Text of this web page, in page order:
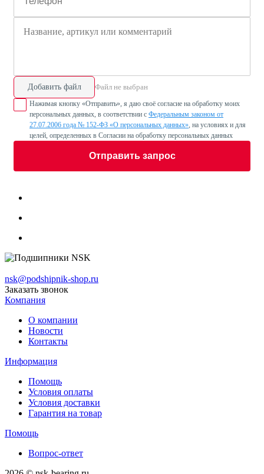
Добавить файл Файл не выбран
Нажимая кнопку «Отправить», я даю своё согласие на обработку моих
персональных данных, в соответствии с Федеральным законом от
27.07.2006 года № 152-ФЗ «О персональных данных», на условиях и для
целей, определенных в Согласии на обработку персональных данных
Отправить запрос
nsk@podshipnik-shop.ru
Заказать звонок
Компания
О компании
Новости
Контакты
Информация
Помощь
Условия оплаты
Условия доставки
Гарантия на товар
Помощь
Вопрос-ответ